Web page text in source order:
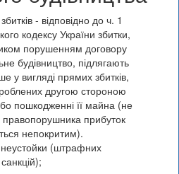
- відповідно до ч. 1
кодексу України збитки,
порушенням договору
будівництво, підлягають
у вигляді прямих збитків,
другою стороною
пошкодженні її майна (не
прибуток
непокритим).
(штрафних
санкцій);